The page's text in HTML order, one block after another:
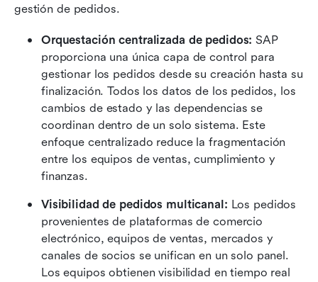
gestión de pedidos.
Orquestación centralizada de pedidos: SAP
proporciona una única capa de control para
gestionar los pedidos desde su creación hasta su
finalización. Todos los datos de los pedidos, los
cambios de estado y las dependencias se
coordinan dentro de un solo sistema. Este
enfoque centralizado reduce la fragmentación
entre los equipos de ventas, cumplimiento y
finanzas.
Visibilidad de pedidos multicanal: Los pedidos
provenientes de plataformas de comercio
electrónico, equipos de ventas, mercados y
canales de socios se unifican en un solo panel.
Los equipos obtienen visibilidad en tiempo real